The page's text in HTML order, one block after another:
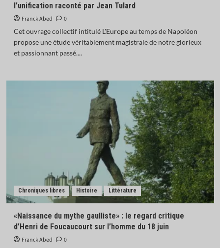
l’unification raconté par Jean Tulard
Franck Abed
0
Cet ouvrage collectif intitulé L'Europe au temps de Napoléon
propose une étude véritablement magistrale de notre glorieux
et passionnant passé....
Chroniques libres Histoire Littérature
«Naissance du mythe gaulliste» : le regard critique
d’Henri de Foucaucourt sur l’homme du 18 juin
Franck Abed
0